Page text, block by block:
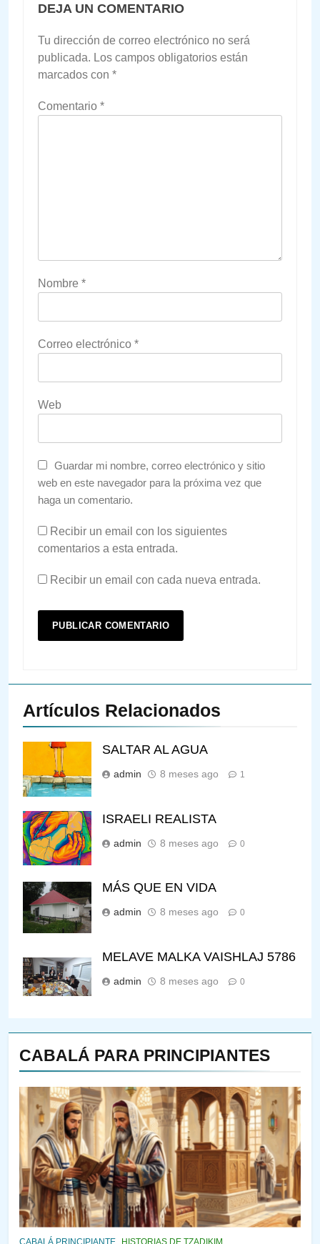
CABALÁ PARA PRINCIPIANTES
CABALÁ PRINCIPIANTE HISTORIAS DE TZADIKIM
143
DEJA UN COMENTARIO
Tu dirección de correo electrónico no será
publicada. Los campos obligatorios están
marcados con *
Comentario *
Nombre *
Correo electrónico *
Web
Guardar mi nombre, correo electrónico y sitio
web en este navegador para la próxima vez que
haga un comentario.
Recibir un email con los siguientes
comentarios a esta entrada.
Recibir un email con cada nueva entrada.
Artículos Relacionados
SALTAR AL AGUA
admin 8 meses ago 1
ISRAELI REALISTA
admin 8 meses ago 0
MÁS QUE EN VIDA
admin 8 meses ago 0
MELAVE MALKA VAISHLAJ 5786
admin 8 meses ago 0